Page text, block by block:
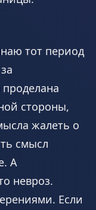
тот период
стороны,
жалеть о
смысл
А
невроз.
Если